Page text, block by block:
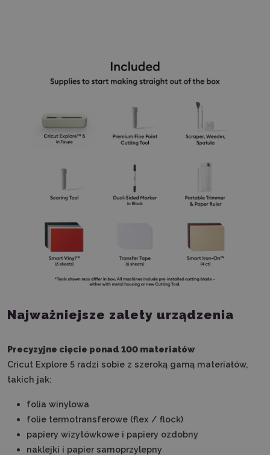
Najważniejsze zalety urządzenia
Precyzyjne cięcie ponad 100 materiałów
Cricut Explore 5 radzi sobie z szeroką gamą materiałów,
takich jak:
folia winylowa
folie termotransferowe (flex / flock)
papiery wizytówkowe i papiery ozdobny
naklejki i papier samoprzylepny